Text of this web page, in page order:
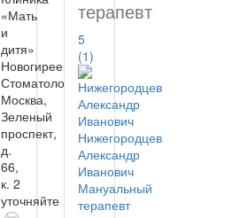
«Мать
и
дитя»
Новогиреево
Стоматология
Москва,
Зеленый
проспект,
д.
66,
к. 2
уточняйте
терапевт
5
(1)
Нижегородцев
Александр
Иванович
Мануальный
терапевт